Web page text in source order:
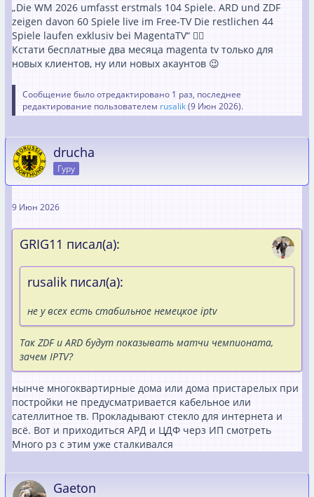
„Die WM 2026 umfasst erstmals 104 Spiele. ARD und ZDF
zeigen davon 60 Spiele live im Free-TV Die restlichen 44
Spiele laufen exklusiv bei MagentaTV“ ☝🏻
Кстати бесплатные два месяца magenta tv только для
новых клиентов, ну или новых акаунтов 😉
Сообщение было отредактировано 1 раз, последнее
редактирование пользователем rusalik(9 Июн 2026).
drucha
Гуру
9 Июн 2026
GRIG11 писал(а):
rusalik писал(а):
не у всех есть стабильное немецкое iptv
Так ZDF и ARD будут показывать матчи чемпионата,
зачем IPTV?
нынче многоквартирные дома или дома пристарелых при
постройки не предусматривается кабельное или
сателлитное тв. Прокладывают стекло для интернета и
всё. Вот и приходиться АРД и ЦДФ черз ИП смотреть
Много рз с этим уже сталкивался
Gaeton